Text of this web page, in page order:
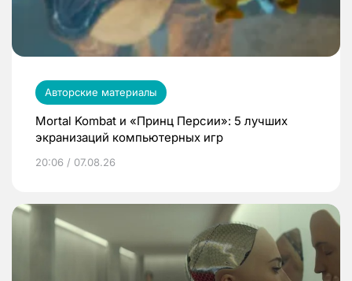
Авторские материалы
Mortal Kombat и «Принц Персии»: 5 лучших
экранизаций компьютерных игр
20:06 / 07.08.26